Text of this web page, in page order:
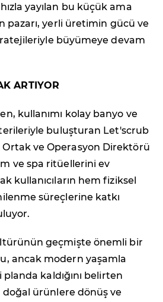
yayılan bu küçük ama
pazarı, yerli üretimin gücü ve
büyümeye devam
ARTIYOR
kullanımı kolay banyo ve
buluşturan Let'scrub
Ortak ve Operasyon Direktörü
ve spa ritüellerini ev
kullanıcıların hem fiziksel
süreçlerine katkı
geçmişte önemli bir
ancak modern yaşamla
kaldığını belirten
doğal ürünlere dönüş ve